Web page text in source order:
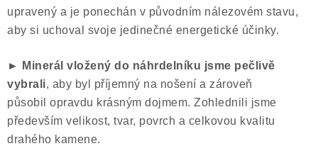
upravený a je ponechán v původním nálezovém stavu,
aby si uchoval svoje jedinečné energetické účinky.
► Minerál vložený do náhrdelníku jsme pečlivě
vybrali, aby byl příjemný na nošení a zároveň
působil opravdu krásným dojmem. Zohlednili jsme
především velikost, tvar, povrch a celkovou kvalitu
drahého kamene.